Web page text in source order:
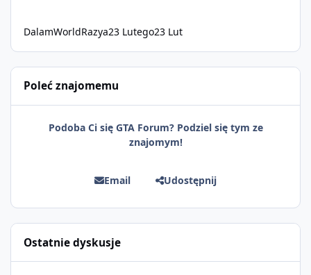
DalamWorldRazya23 Lutego23 Lut
Poleć znajomemu
Podoba Ci się GTA Forum? Podziel się tym ze
znajomym!
Email Udostępnij
Ostatnie dyskusje